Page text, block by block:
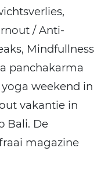
/ Anti-
Mindfullness
panchakarma
weekend in
vakantie in
Bali. De
magazine